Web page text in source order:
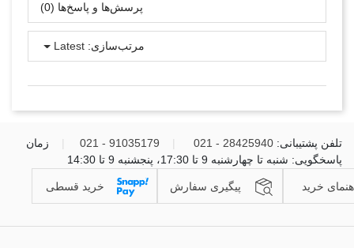
پرسش‌ها و پاسخ‌ها (0)
مرتب‌سازی: Latest
تلفن پشتیبانی: 28425940 - 021
91035179 - 021
زمان
پاسخگویی: شنبه تا چهارشنبه 9 تا 17:30، پنجشنبه 9 تا 14:30
خرید پیگیری سفارش خرید قسطی